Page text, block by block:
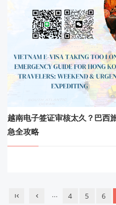
越南电子签证审核太久？巴西
急全攻略
... 4 5 6